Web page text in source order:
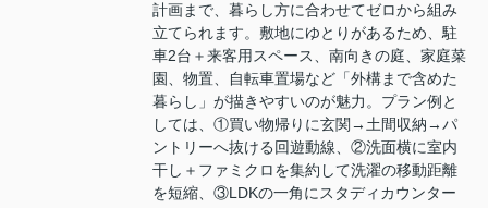
計画まで、暮らし方に合わせてゼロから組み
立てられます。敷地にゆとりがあるため、駐
車2台＋来客用スペース、南向きの庭、家庭菜
園、物置、自転車置場など「外構まで含めた
暮らし」が描きやすいのが魅力。プラン例と
しては、①買い物帰りに玄関→土間収納→パ
ントリーへ抜ける回遊動線、②洗面横に室内
干し＋ファミクロを集約して洗濯の移動距離
を短縮、③LDKの一角にスタディカウンター